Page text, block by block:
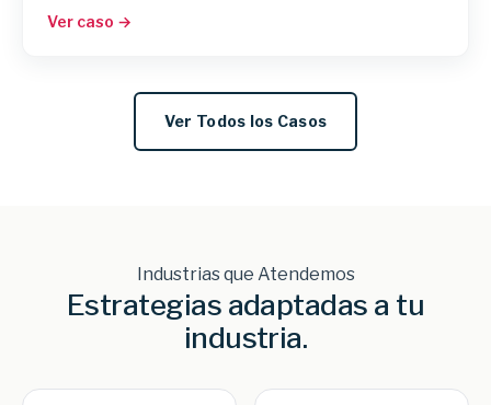
Ver caso →
Ver Todos los Casos
Industrias que Atendemos
Estrategias adaptadas a tu
industria.